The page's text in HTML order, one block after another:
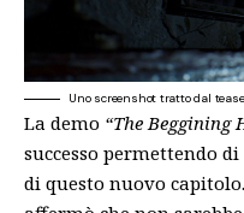
Uno screenshot tratto dal
La demo “The Beggining
successo permettendo
di questo nuovo